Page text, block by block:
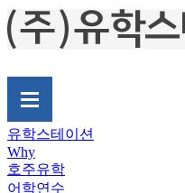
유학스테이션
Why
호주유학
어학연수